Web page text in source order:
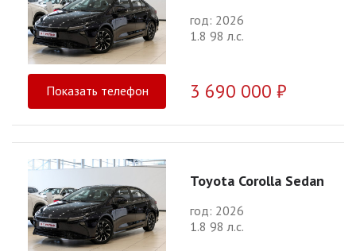
год: 2026
1.8 98 л.с.
Показать телефон 3 690 000 ₽
Toyota Corolla Sedan
год: 2026
1.8 98 л.с.